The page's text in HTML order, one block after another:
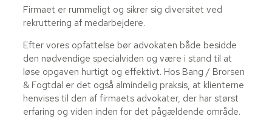
Firmaet er rummeligt og sikrer sig diversitet ved
rekruttering af medarbejdere.
Efter vores opfattelse bør advokaten både besidde
den nødvendige specialviden og være i stand til at
løse opgaven hurtigt og effektivt. Hos Bang / Brorsen
& Fogtdal er det også almindelig praksis, at klienterne
henvises til den af firmaets advokater, der har størst
erfaring og viden inden for det pågældende område.